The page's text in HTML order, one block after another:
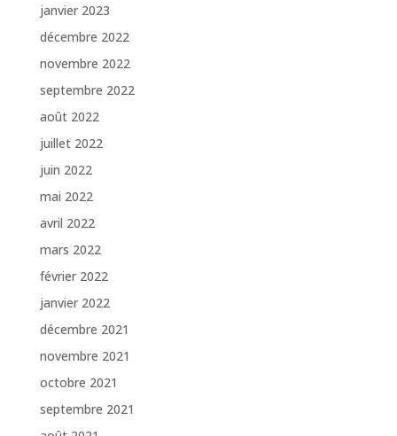
janvier 2023
décembre 2022
novembre 2022
septembre 2022
août 2022
juillet 2022
juin 2022
mai 2022
avril 2022
mars 2022
février 2022
janvier 2022
décembre 2021
novembre 2021
octobre 2021
septembre 2021